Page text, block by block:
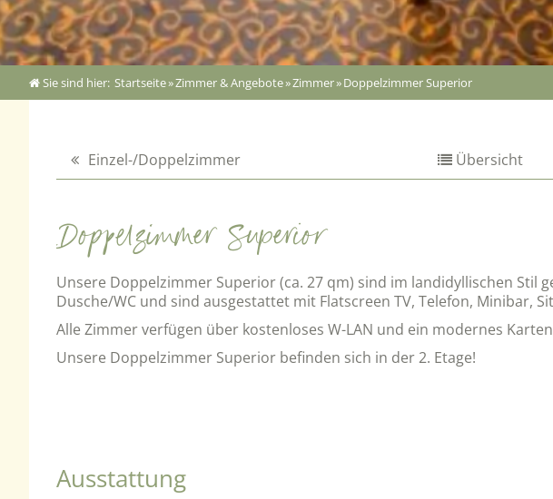
Sie sind hier: Startseite»Zimmer & Angebote»Zimmer»Doppelzimmer Superior
Einzel-/Doppelzimmer Übersicht
Doppelzimmer Superior
Unsere Doppelzimmer Superior (ca. 27 qm) sind im landidyllischen Stil
Dusche/WC und sind ausgestattet mit Flatscreen TV, Telefon, Minibar,
Alle Zimmer verfügen über kostenloses W-LAN und ein modernes
Unsere Doppelzimmer Superior befinden sich in der 2. Etage!
Ausstattung